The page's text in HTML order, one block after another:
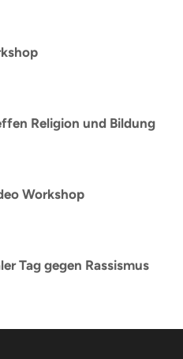
Religion und Bildung
Workshop
Tag gegen Rassismus